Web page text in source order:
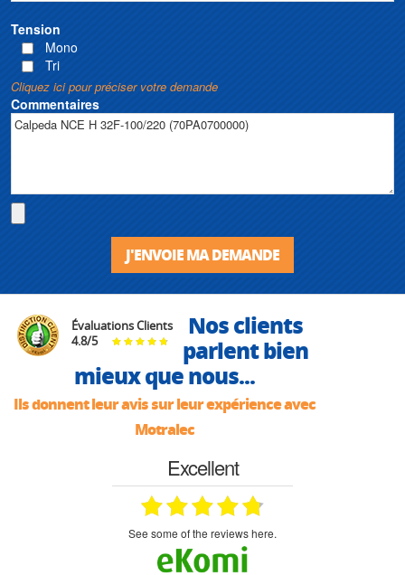
Tension
Mono
Tri
Cliquez ici pour préciser votre demande
Commentaires
J'ENVOIE MA DEMANDE
Évaluations Clients
4.8/5
Nos clients
parlent bien
mieux que nous...
Ils donnent leur avis sur leur expérience avec
Motralec
Excellent
see some of the reviews here.